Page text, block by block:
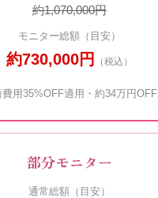
約1,070,000円
モニター総額（目安）
約730,000円 （税込）
費用35%OFF適用・約34万円OFF
部分モニター
通常総額（目安）